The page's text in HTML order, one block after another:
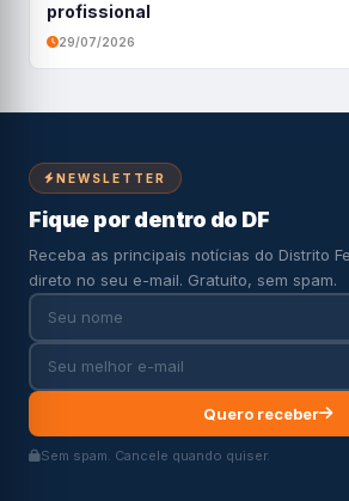
profissional
29/07/2026
NEWSLETTER
Fique por dentro do DF
Receba as principais notícias do Distrito
direto no seu e-mail. Gratuito, sem spam.
Quero receber
Sem spam. Cancele quando quiser.